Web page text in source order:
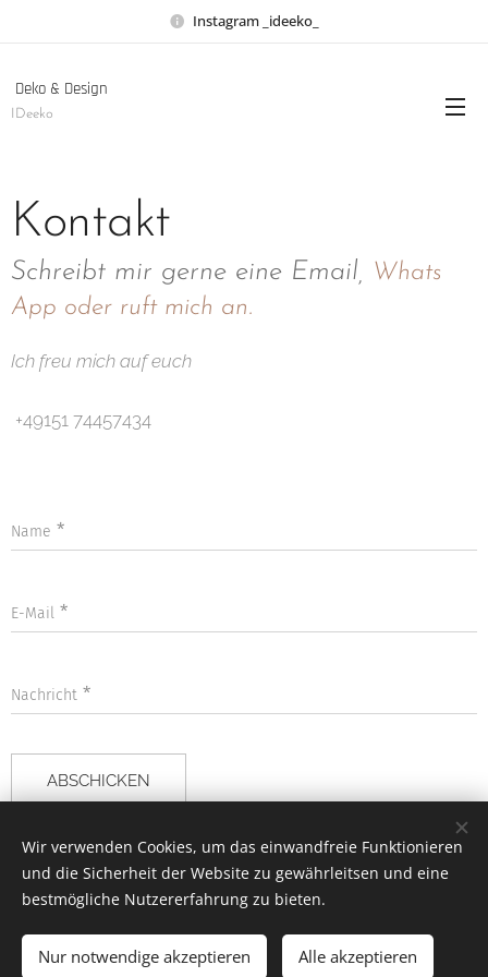
Instagram _ideeko_
Deko & Design
IDeeko
Kontakt
Schreibt mir gerne eine Email,
Whats
App oder ruft mich an.
Ich freu mich auf euch
+49151 74457434
Name
E-Mail
Nachricht
ABSCHICKEN
Impressum
Datenschutzerklärung Cookies
Wir verwenden Cookies, um das einwandfreie Funktionieren
und die Sicherheit der Website zu gewährleitsen und eine
bestmögliche Nutzererfahrung zu bieten.
Nur notwendige akzeptieren Alle akzeptieren